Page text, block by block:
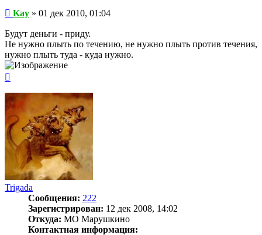
Сообщение
Kay » 01 дек 2010, 01:04
Будут деньги - приду.
Не нужно плыть по течению, не нужно плыть против течения,
нужно плыть туда - куда нужно.
началу
Trigada
Сообщения: 222
Зарегистрирован: 12 дек 2008, 14:02
Откуда: МО Марушкино
Контактная информация: